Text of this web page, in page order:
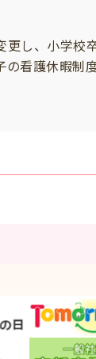
更し、小学校
看護休暇制